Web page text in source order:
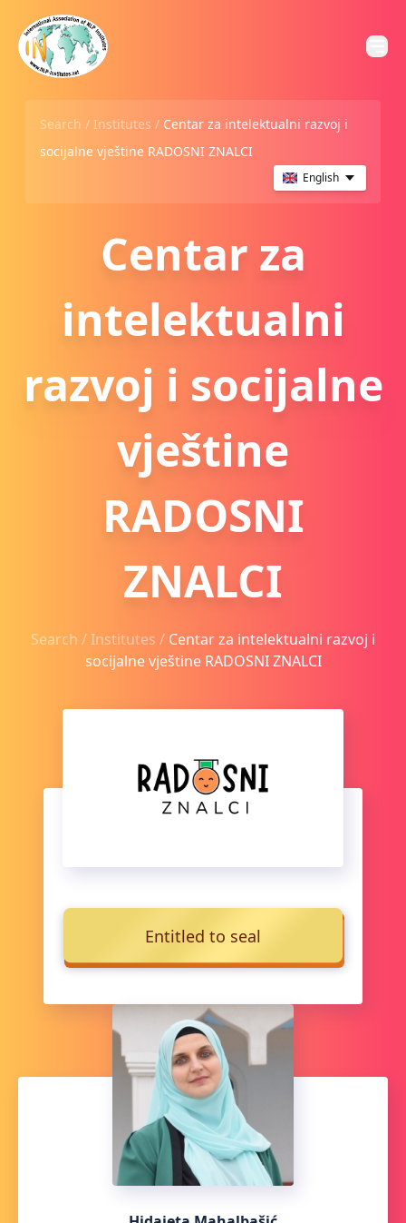
Search / Institutes / Centar za intelektualni razvoj i
socijalne vještine RADOSNI ZNALCI
English
Centar za
intelektualni
razvoj i socijalne
vještine
RADOSNI
ZNALCI
Search /Institutes / Centar za intelektualni razvoj i
socijalne vještine RADOSNI ZNALCI
Entitled to seal